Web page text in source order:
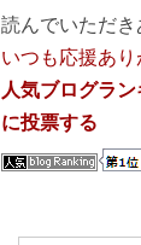
読んでいただ
いつも応援あ
人気ブログラ
に投票する